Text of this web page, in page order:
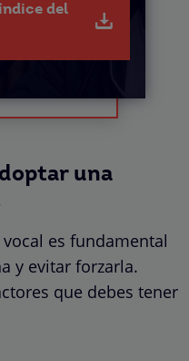
del
una
es fundamental
y evitar forzarla.
que debes tener